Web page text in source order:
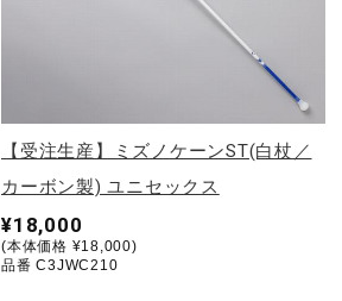
【受注生産】ミズノケーンST(白杖／
カーボン製) ユニセックス
¥18,000
(本体価格 ¥18,000)
品番 C3JWC210